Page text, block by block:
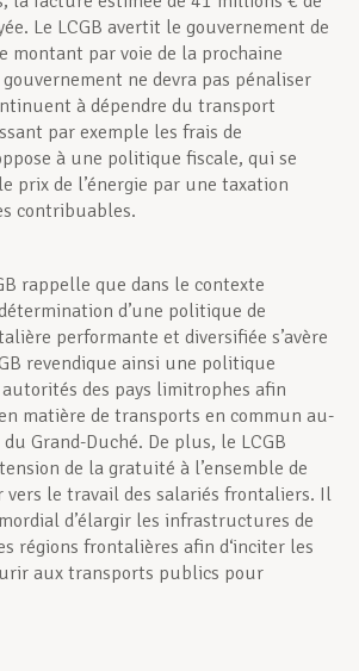
Le LCGB avertit le gouvernement de
montant par voie de la prochaine
ne devra pas pénaliser
à dépendre du transport
par exemple les frais de
à une politique fiscale, qui se
prix de l’énergie par une taxation
contribuables.
rappelle que dans le contexte
d’une politique de
performante et diversifiée s’avère
revendique ainsi une politique
des pays limitrophes afin
matière de transports en commun au-
Grand-Duché. De plus, le LCGB
de la gratuité à l’ensemble de
le travail des salariés frontaliers. Il
d’élargir les infrastructures de
régions frontalières afin d‘inciter les
aux transports publics pour